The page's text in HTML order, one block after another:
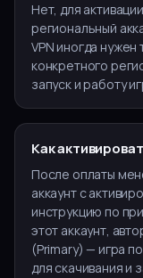
Нет, для
региональный
VPN иногда
конкретного
запуск и работу
Как
После оплаты
аккаунт с
инструкцию по
этот аккаунт,
(Primary) — игра
для скачивания и